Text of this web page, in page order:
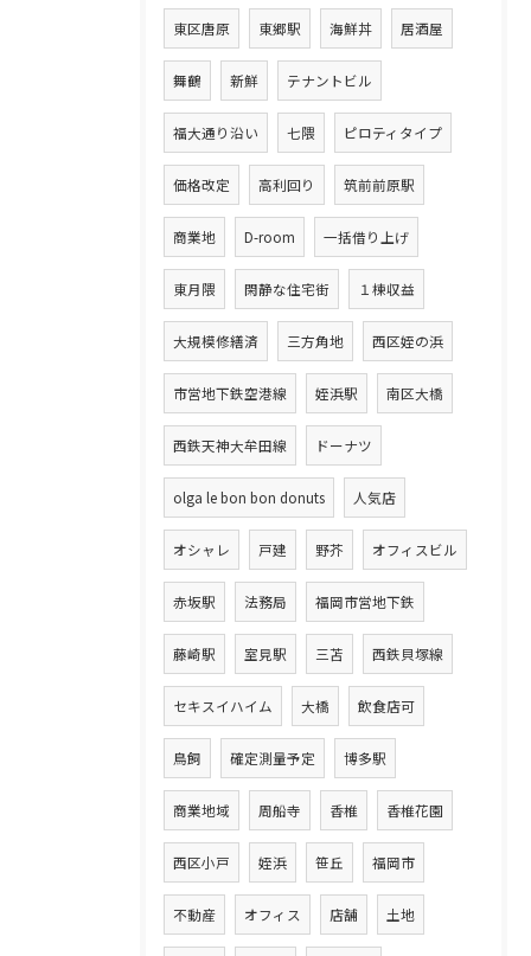
東区唐原 東郷駅 海鮮丼 居酒屋
舞鶴 新鮮 テナントビル
福大通り沿い 七隈 ピロティタイプ
価格改定 高利回り 筑前前原駅
商業地 D-room 一括借り上げ
東月隈 閑静な住宅街 １棟収益
大規模修繕済 三方角地 西区姪の浜
市営地下鉄空港線 姪浜駅 南区大橋
西鉄天神大牟田線 ドーナツ
olga le bon bon donuts 人気店
オシャレ 戸建 野芥 オフィスビル
赤坂駅 法務局 福岡市営地下鉄
藤崎駅 室見駅 三苫 西鉄貝塚線
セキスイハイム 大橋 飲食店可
鳥飼 確定測量予定 博多駅
商業地域 周船寺 香椎 香椎花園
西区小戸 姪浜 笹丘 福岡市
不動産 オフィス 店舗 土地